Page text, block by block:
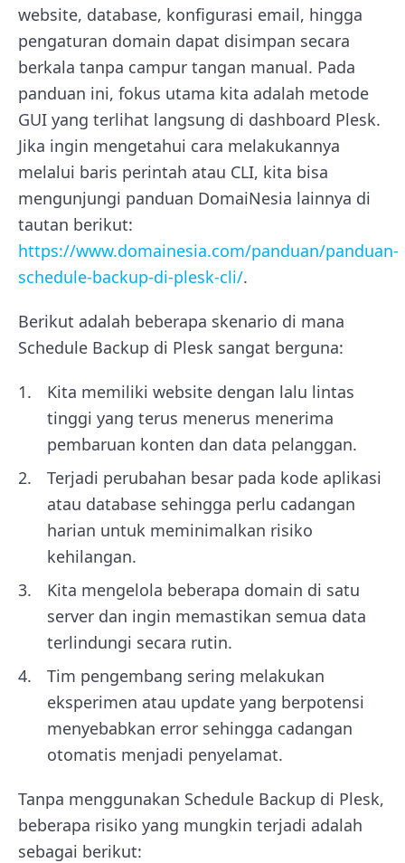
website, database, konfigurasi email, hingga
pengaturan domain dapat disimpan secara
berkala tanpa campur tangan manual. Pada
panduan ini, fokus utama kita adalah metode
GUI yang terlihat langsung di dashboard Plesk.
Jika ingin mengetahui cara melakukannya
melalui baris perintah atau CLI, kita bisa
mengunjungi panduan DomaiNesia lainnya di
tautan berikut:
https://www.domainesia.com/panduan/panduan-
schedule-backup-di-plesk-cli/.
Berikut adalah beberapa skenario di mana
Schedule Backup di Plesk sangat berguna:
Kita memiliki website dengan lalu lintas
tinggi yang terus menerus menerima
pembaruan konten dan data pelanggan.
Terjadi perubahan besar pada kode aplikasi
atau database sehingga perlu cadangan
harian untuk meminimalkan risiko
kehilangan.
Kita mengelola beberapa domain di satu
server dan ingin memastikan semua data
terlindungi secara rutin.
Tim pengembang sering melakukan
eksperimen atau update yang berpotensi
menyebabkan error sehingga cadangan
otomatis menjadi penyelamat.
Tanpa menggunakan Schedule Backup di Plesk,
beberapa risiko yang mungkin terjadi adalah
sebagai berikut: